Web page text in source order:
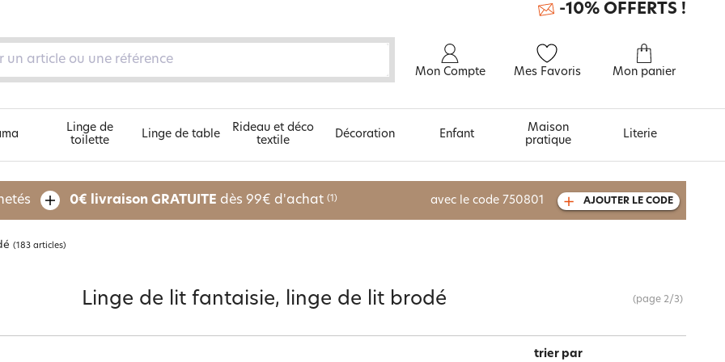
Mon Compte Mes Favoris Mon panier
-10% OFFERTS !
Découvrez nos 5 univers À découvrir aussi
Linge de
toilette
Linge de table
Rideau et déco
textile
Décoration Enfant
Maison
pratique
Literie
0€ livraison GRATUITE dès 99€ d'achat (1) avec le code 750801 AJOUTER LE CODE
(183 articles)
Linge de lit fantaisie, linge de lit brodé (page 2/3)
trier par